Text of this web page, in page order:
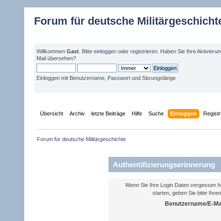
Forum für deutsche
Willkommen Gast . Bitte einloggen oder registrieren . Haben Sie Ihre
Mail übersehen?
Einloggen mit Benutzername, Passwort und Sitzungslänge
Übersicht Archiv letzte Beiträge Hilfe Suche Einloggen
Forum für deutsche Militärgeschichte
Authentifizierungserinnerung
Wenn Sie Ihre Login Daten vergessen
starten, geben Sie bitte
Benutzername/E-